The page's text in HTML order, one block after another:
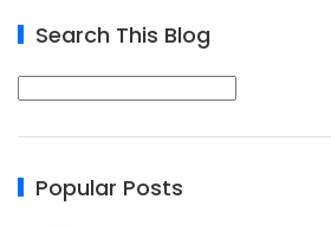
Search This Blog
Popular Posts